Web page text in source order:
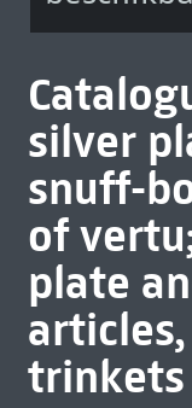
silver
snuff-
of
plate
trinkets